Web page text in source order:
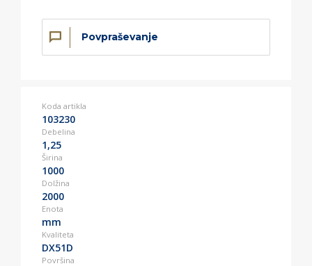
Povpraševanje
Koda artikla
103230
Debelina
1,25
Širina
1000
Dolžina
2000
Enota
mm
Kvaliteta
DX51D
Površina